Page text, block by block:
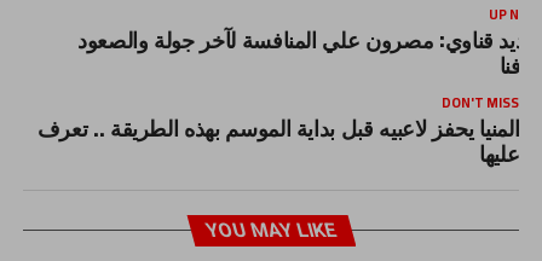
UP
قناوي: مصرون علي المنافسة لآخر جولة والصعود
DON'T MISS
المنيا يحفز لاعبيه قبل بداية الموسم بهذه الطريقة .. تعرف
عليها
YOU MAY LIKE